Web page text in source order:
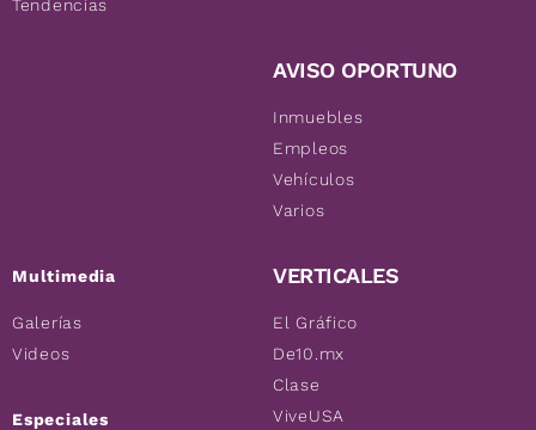
Tendencias
Multimedia
Galerías
Videos
Especiales
AVISO OPORTUNO
Inmuebles
Empleos
Vehículos
Varios
VERTICALES
El Gráfico
De10.mx
Clase
ViveUSA